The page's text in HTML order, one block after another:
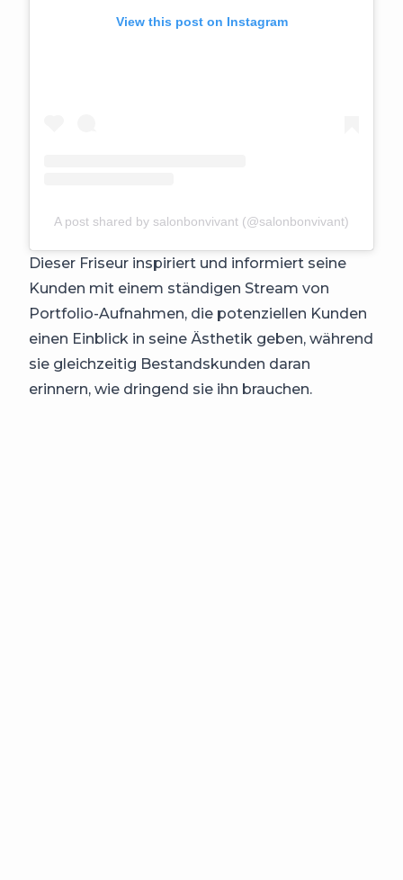
View this post on Instagram
A post shared by salonbonvivant (@salonbonvivant)
Dieser Friseur inspiriert und informiert seine
Kunden mit einem ständigen Stream von
Portfolio-Aufnahmen, die potenziellen Kunden
einen Einblick in seine Ästhetik geben, während
sie gleichzeitig Bestandskunden daran
erinnern, wie dringend sie ihn brauchen.